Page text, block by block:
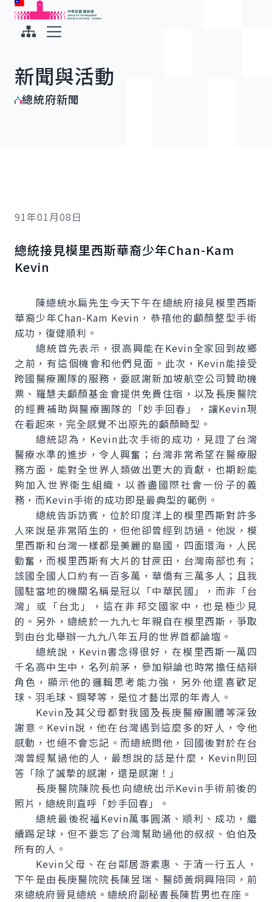
跳到主要內容
中華民國總統府
新聞與活動
總統府新聞
91年01月08日
總統接見模里西斯華裔少年Chan-Kam
Kevin
陳總統水扁先生今天下午在總統府接見模里西斯
華裔少年Chan-Kam Kevin，恭禧他的顱顏整型手術
成功，復健順利。
總統首先表示，很高興能在Kevin全家回到故鄉
之前，有這個機會和他們見面。此次，Kevin能接受
跨國醫療團隊的服務，要感謝新加坡航空公司贊助機
票、羅慧夫顱顏基金會提供免費住宿，以及長庚醫院
的經費補助與醫療團隊的「妙手回春」，讓Kevin現
在看起來，完全感覺不出原先的顱顏畸型。
總統認為，Kevin此次手術的成功，見證了台灣
醫療水準的進步，令人興奮；台灣非常希望在醫療服
務方面，能對全世界人類做出更大的貢獻，也期盼能
夠加入世界衛生組織，以善盡國際社會一份子的義
務，而Kevin手術的成功即是最典型的範例。
總統告訴訪賓，位於印度洋上的模里西斯對許多
人來說是非常陌生的，但他卻曾經到訪過。他說，模
里西斯和台灣一樣都是美麗的島國，四面環海，人民
勤奮，而模里西斯有大片的甘蔗田，台灣南部也有；
該國全國人口約有一百多萬，華僑有三萬多人；且我
國駐當地的機關名稱是冠以「中華民國」，而非「台
灣」或「台北」，這在非邦交國家中，也是極少見
的。另外，總統於一九九七年親自在模里西斯，爭取
到由台北舉辦一九九八年五月的世界首都論壇。
總統說，Kevin書念得很好，在模里西斯一萬四
千名高中生中，名列前茅，參加辯論也時常擔任結辯
角色，顯示他的邏輯思考能力強，另外他還喜歡足
球、羽毛球、鋼琴等，是位才藝出眾的年青人。
Kevin及其父母都對我國及長庚醫療團體等深致
謝意。Kevin說，他在台灣遇到這麼多的好人，令他
感動，也絕不會忘記。而總統問他，回國後對於在台
灣曾經幫過他的人，最想說的話是什麼，Kevin則回
答「除了誠摯的感謝，還是感謝！」
長庚醫院陳院長也向總統出示Kevin手術前後的
照片，總統則直呼「妙手回春」。
總統最後祝福Kevin萬事圓滿、順利、成功，繼
續踢足球，但不要忘了台灣幫助過他的叔叔、伯伯及
所有的人。
Kevin父母、在台鄰居游素惠、于清一行五人，
下午是由長庚醫院院長陳昱瑞、醫師黃炯興陪同，前
來總統府晉見總統。總統府副秘書長陳哲男也在座。